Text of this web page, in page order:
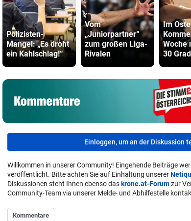
Polizisten-
Mangel: „Es droht
ein Kahlschlag!“
Vom
„Juniorpartner“
zum großen Liga-
Rivalen
Im
Woche
30 Grad
Einloggen, um an der Diskussion
Willkommen in unserer Community! Eingehende Beiträge
veröffentlicht. Bitte achten Sie auf Einhaltung unserer
Diskussionen steht Ihnen ebenso das krone.at-Forumzur
Community-Team via unserer Melde- und Abhilfestelle